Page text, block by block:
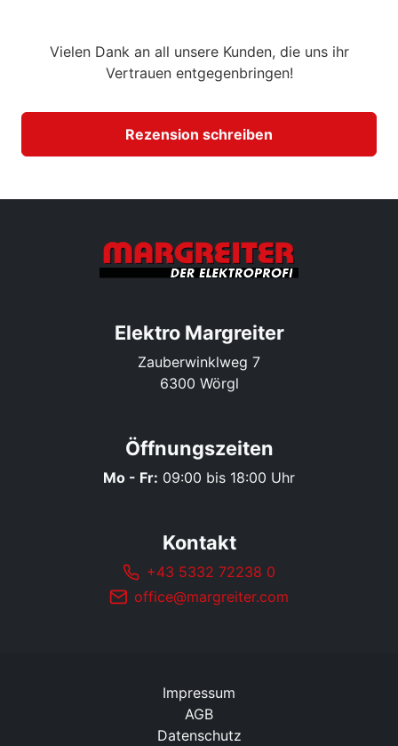
Vielen Dank an all unsere Kunden, die uns ihr
Vertrauen entgegenbringen!
Rezension schreiben
Elektro Margreiter
Zauberwinklweg 7
6300 Wörgl
Öffnungszeiten
Mo - Fr: 09:00 bis 18:00 Uhr
Kontakt
+43 5332 72238 0
office@margreiter.com
Impressum
AGB
Datenschutz